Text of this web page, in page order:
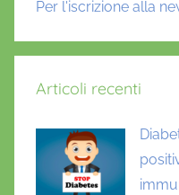
Per l'iscrizione alla
Articoli recenti